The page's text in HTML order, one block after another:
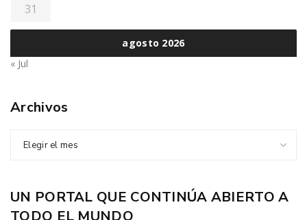
agosto 2026
31
« Jul
Archivos
Elegir el mes
UN PORTAL QUE CONTINÚA ABIERTO A
TODO EL MUNDO